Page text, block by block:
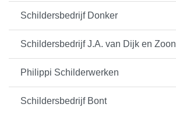
Schildersbedrijf Donker
Schildersbedrijf J.A. van Dijk en Zoon
Philippi Schilderwerken
Schildersbedrijf Bont